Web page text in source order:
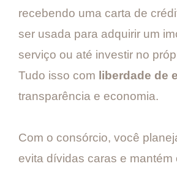
recebendo uma carta de
ser usada para adquirir um
serviço ou até investir no
Tudo isso com liberdade de
transparência e economia.
Com o consórcio, você
evita dívidas caras e mantém